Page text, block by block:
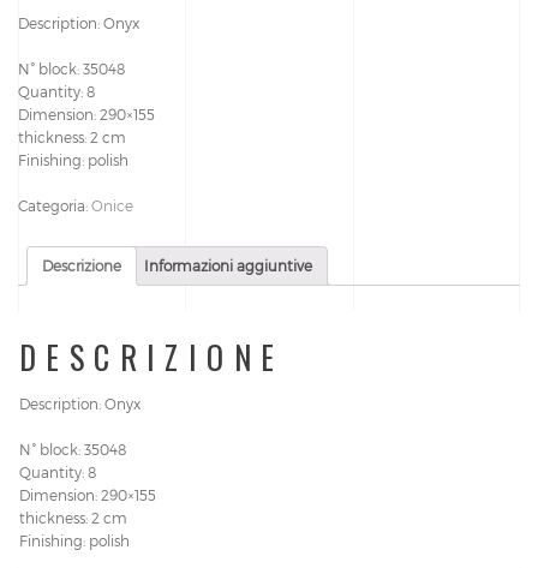
Description: Onyx
N° block: 35048
Quantity: 8
Dimension: 290×155
thickness: 2 cm
Finishing: polish
Categoria: Onice
Descrizione Informazioni aggiuntive
DESCRIZIONE
Description: Onyx
N° block: 35048
Quantity: 8
Dimension: 290×155
thickness: 2 cm
Finishing: polish